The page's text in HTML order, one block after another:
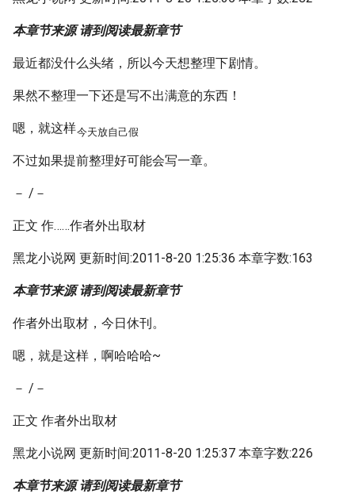
本章节来源 请到阅读最新章节
最近都没什么头绪，所以今天想整理下剧情。
果然不整理一下还是写不出满意的东西！
嗯，就这样今天放自己假
不过如果提前整理好可能会写一章。
－ /－
正文 作……作者外出取材
黑龙小说网 更新时间:2011-8-20 1:25:36 本章字数:163
本章节来源 请到阅读最新章节
作者外出取材，今日休刊。
嗯，就是这样，啊哈哈哈~
－ /－
正文 作者外出取材
黑龙小说网 更新时间:2011-8-20 1:25:37 本章字数:226
本章节来源 请到阅读最新章节